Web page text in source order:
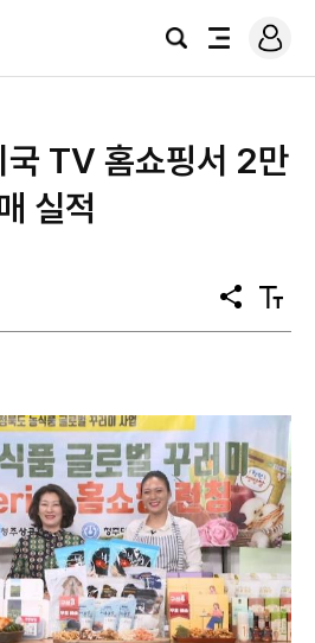
검
전
로
그
국 TV 홈쇼핑서 2만
실적
공
유
텍
스